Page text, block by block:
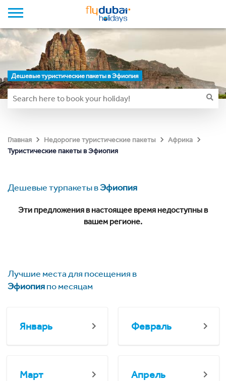
Дешевые туристические пакеты в Эфиопия
Главная Недорогие туристические пакеты
Африка
Туристические пакеты в Эфиопия
Дешевые турпакеты вЭфиопия
Эти предложения в настоящее время недоступны в
вашем регионе.
Лучшие места для посещения в
Эфиопияпо месяцам
Январь Февраль
Март Апрель